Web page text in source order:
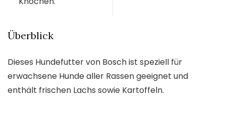
Überblick
Dieses Hundefutter von Bosch ist speziell für
erwachsene Hunde aller Rassen geeignet und
enthält frischen Lachs sowie Kartoffeln.